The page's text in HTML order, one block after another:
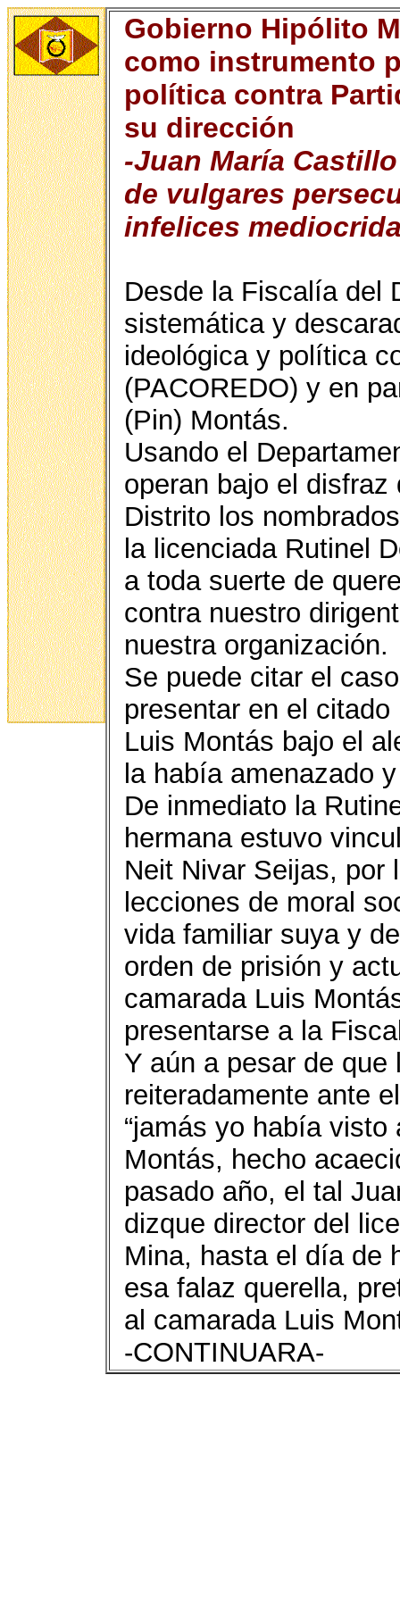
Gobierno Hipólito
como instrumento
política contra
su dirección
-Juan María
de vulgares
infelices
Desde la Fiscalía del
sistemática y
ideológica y política
(PACOREDO) y en
(Pin) Montás.
Usando el
operan bajo el
Distrito los
la licenciada Rutinel
a toda suerte de
contra nuestro
nuestra organización.
Se puede citar el
presentar en el
Luis Montás bajo el
la había amenazado
De inmediato la
hermana estuvo
Neit Nivar Seijas, por
lecciones de moral
vida familiar suya y
orden de prisión y
camarada Luis
presentarse a la
Y aún a pesar de
reiteradamente ante
“jamás yo había visto
Montás, hecho
pasado año, el tal
dizque director del
Mina, hasta el día de
esa falaz querella,
al camarada Luis
-CONTINUARA-